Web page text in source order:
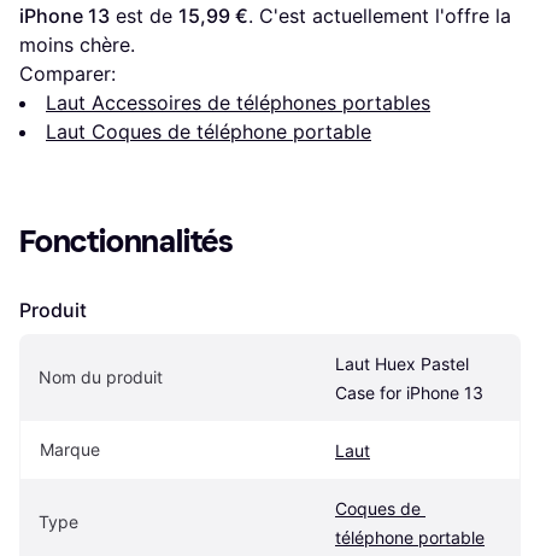
iPhone 13 est de 15,99 €. C'est actuellement l'offre la
moins chère.
Comparer:
Laut Accessoires de téléphones portables
Laut Coques de téléphone portable
Fonctionnalités
Produit
Nom du produit
Laut Huex Pastel
Case for iPhone 13
Marque Laut
Type
Coques de
téléphone portable